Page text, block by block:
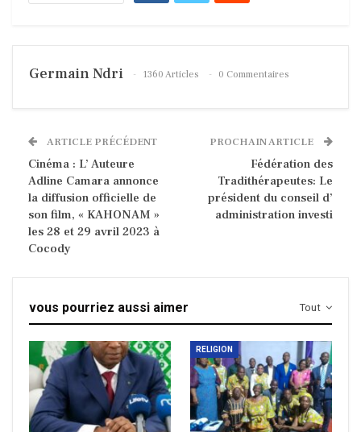
Germain Ndri 1360 Articles 0 Commentaires
ARTICLE PRÉCÉDENT
Cinéma : L’ Auteure
Adline Camara annonce
la diffusion officielle de
son film, « KAHONAM »
les 28 et 29 avril 2023 à
Cocody
PROCHAIN ARTICLE
Fédération des
Tradithérapeutes: Le
président du conseil d’
administration investi
Tout
vous pourriez aussi aimer
RELIGION